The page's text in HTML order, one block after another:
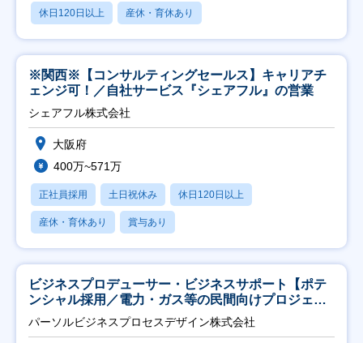
休日120日以上 産休・育休あり
※関西※【コンサルティングセールス】キャリアチ
ェンジ可！／自社サービス『シェアフル』の営業
シェアフル株式会社
大阪府
400万~571万
正社員採用 土日祝休み 休日120日以上
産休・育休あり 賞与あり
ビジネスプロデューサー・ビジネスサポート【ポテ
ンシャル採用／電力・ガス等の民間向けプロジェク
ト推進】
パーソルビジネスプロセスデザイン株式会社